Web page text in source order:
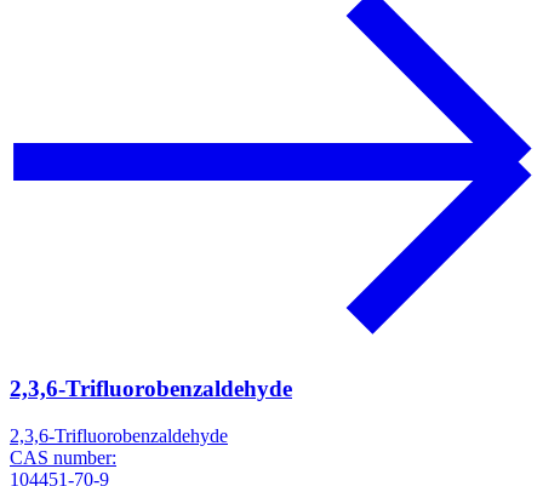
2,3,6-Trifluorobenzaldehyde
2,3,6-Trifluorobenzaldehyde
CAS number:
104451-70-9